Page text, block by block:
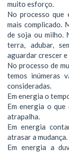
muito esforço.
No processo que
mais complicado.
de soja ou milho.
terra, adubar,
aguardar crescer e
No processo de
temos inúmeras
consideradas.
Em energia o
Em energia o
atrapalha.
Em energia
atrasar a mudança.
Em energia a